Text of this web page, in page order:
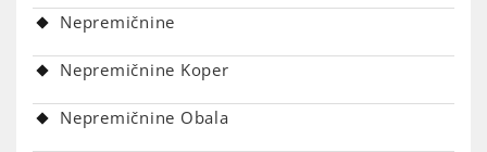
Nepremičnine
Nepremičnine Koper
Nepremičnine Obala